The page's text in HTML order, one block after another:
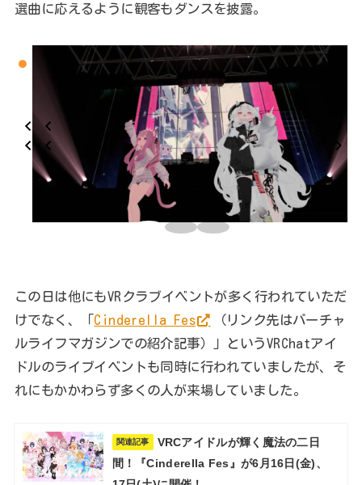
選曲に応えるように観客もダンスを披露。
この日は他にもVRクラブイベントが多く行われていただ
けでなく、「Cinderella Fes
（リンク先はバーチャ
ルライフマガジンでの紹介記事）」というVRChatアイ
ドルのライブイベントも同時に行われていましたが、そ
れにもかかわらず多くの人が来場していました。
関連記事
VRCアイドルが輝く魔法の二日
間！『Cinderella Fes』が6月16日(金)、